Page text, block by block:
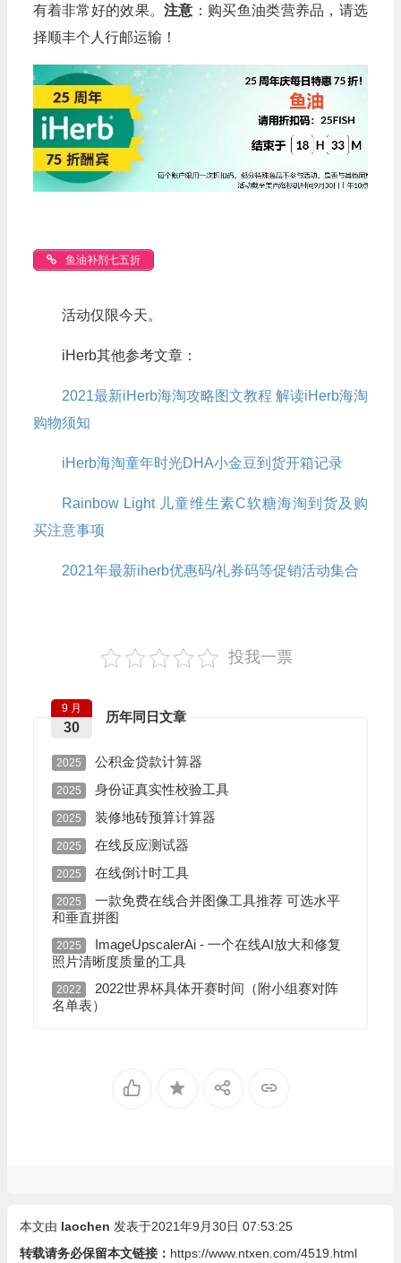
有着非常好的效果。注意 ：购买鱼油类营养品，请选
择顺丰个人行邮运输！
鱼油补剂七五折
活动仅限今天。
iHerb其他参考文章：
2021最新iHerb海淘攻略图文教程 解读iHerb海淘
购物须知
iHerb海淘童年时光DHA小金豆到货开箱记录
Rainbow Light 儿童维生素C软糖海淘到货及购
买注意事项
2021年最新iherb优惠码/礼券码等促销活动集合
投我一票
历年同日文章
9 月
30
2025 公积金贷款计算器
2025 身份证真实性校验工具
2025 装修地砖预算计算器
2025 在线反应测试器
2025 在线倒计时工具
2025
一款免费在线合并图像工具推荐 可选水平
和垂直拼图
2025
ImageUpscalerAi - 一个在线AI放大和修复
照片清晰度质量的工具
2022
2022世界杯具体开赛时间（附小组赛对阵
名单表）
本文由 laochen 发表于2021年9月30日 07:53:25
转载请务必保留本文链接： https://www.ntxen.com/4519.html